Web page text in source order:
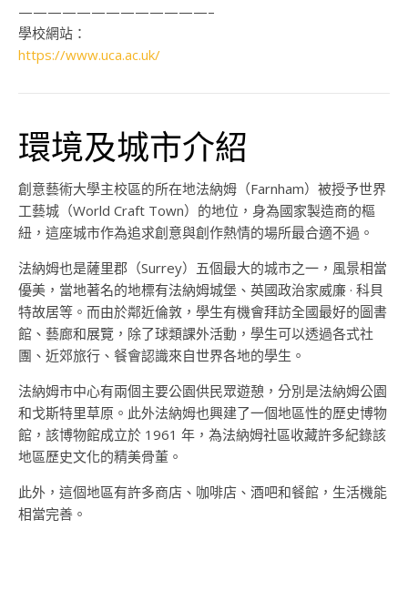
—————————————–
學校網站：
https://www.uca.ac.uk/
環境及城市介紹
創意藝術大學主校區的所在地法納姆 （Farnham） 被授予世界
工藝城 （World Craft Town） 的地位，身為國家製造商的樞
紐，這座城市作為追求創意與創作熱情的場所最合適不過。
法納姆也是薩里郡 （Surrey） 五個最大的城市之一，風景相當
優美，當地著名的地標有法納姆城堡、英國政治家威廉 · 科貝
特故居等。而由於鄰近倫敦，學生有機會拜訪全國最好的圖書
館、藝廊和展覽，除了球類課外活動，學生可以透過各式社
團、近郊旅行、餐會認識來自世界各地的學生。
法納姆市中心有兩個主要公園供民眾遊憩，分別是法納姆公園
和戈斯特里草原。此外法納姆也興建了一個地區性的歷史博物
館，該博物館成立於 1961 年，為法納姆社區收藏許多紀錄該
地區歷史文化的精美骨董。
此外，這個地區有許多商店、咖啡店、酒吧和餐館，生活機能
相當完善。